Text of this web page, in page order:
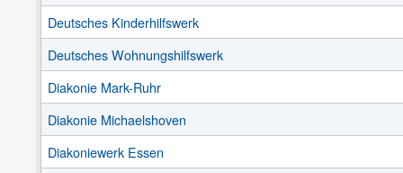
Deutsches Kinderhilfswerk
Deutsches Wohnungshilfswerk
Diakonie Mark-Ruhr
Diakonie Michaelshoven
Diakoniewerk Essen